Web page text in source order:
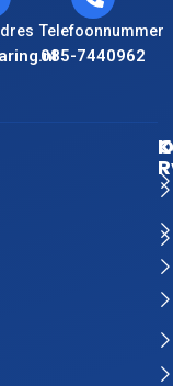
Telefoonnummer
085-7440962